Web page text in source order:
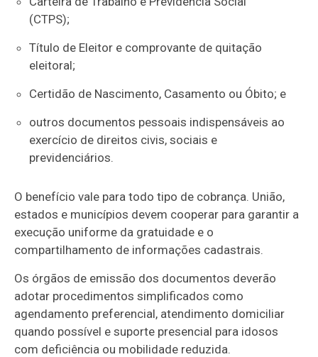
(CTPS);
Título de Eleitor e comprovante de quitação
eleitoral;
Certidão de Nascimento, Casamento ou Óbito; e
outros documentos pessoais indispensáveis ao
exercício de direitos civis, sociais e
previdenciários.
O benefício vale para todo tipo de cobrança. União,
estados e municípios devem cooperar para garantir a
execução uniforme da gratuidade e o
compartilhamento de informações cadastrais.
Os órgãos de emissão dos documentos deverão
adotar procedimentos simplificados como
agendamento preferencial, atendimento domiciliar
quando possível e suporte presencial para idosos
com deficiência ou mobilidade reduzida.